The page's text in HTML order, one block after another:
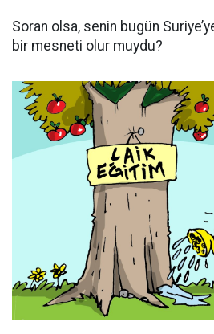
Soran olsa, senin bugün
bir mesneti olur muydu?